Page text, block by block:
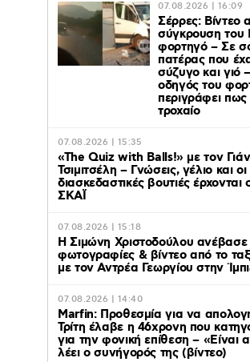
07.08.2026 | 16:09
Σέρρες: Βίντεο
σύγκρουση του
φορτηγό – Σε
πατέρας που
σύζυγο και γιό
οδηγός του
περιγράφει πως
τροχαίο
07.08.2026 | 15:35
«The Quiz with Balls!» με τον
Τσιμιτσέλη – Γνώσεις, γέλιο και οι
διασκεδαστικές βουτιές έρχονται
ΣΚΑΪ
07.08.2026 | 15:18
Η Σιμώνη Χριστοδούλου ανέβασε
φωτογραφίες & βίντεο από το
με τον Αντρέα Γεωργίου στην
07.08.2026 | 14:40
Marfin: Προθεσμία για να
Τρίτη έλαβε η 46χρονη που
για την φονική επίθεση – «Είναι
λέει ο συνήγορός της (βίντεο)